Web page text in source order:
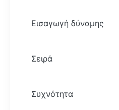
Εισαγωγή δύναμης
Σειρά
Συχνότητα